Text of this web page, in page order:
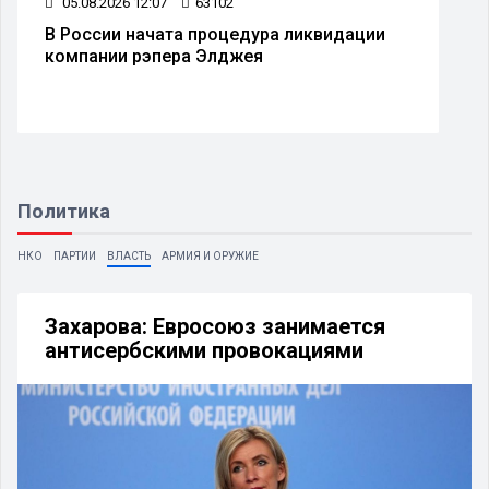
В России начата процедура ликвидации
компании рэпера Элджея
Политика
НКО ПАРТИИ ВЛАСТЬ АРМИЯ И ОРУЖИЕ
Захарова: Евросоюз занимается
антисербскими провокациями